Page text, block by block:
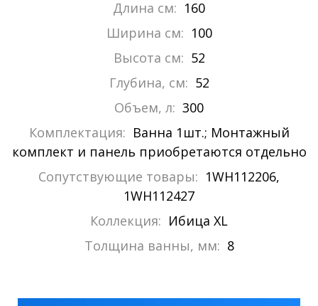
Длина см: 160
Ширина см: 100
Высота см: 52
Глубина, см: 52
Объем, л: 300
Комплектация: Ванна 1шт.; Монтажный
комплект и панель приобретаются отдельно
Сопутствующие товары: 1WH112206,
1WH112427
Коллекция: Ибица XL
Толщина ванны, мм: 8